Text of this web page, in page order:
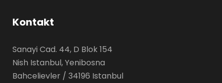
Kontakt
Sanayi Cad. 44, D Blok 154
Nish Istanbul, Yenibosna
Bahcelievler / 34196 Istanbul